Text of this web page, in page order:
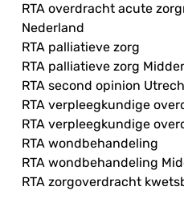
RTA overdracht acute
Nederland
RTA palliatieve zorg
RTA palliatieve zorg
RTA second opinion
RTA verpleegkundige
RTA verpleegkundige
RTA wondbehandeling
RTA wondbehandeling
RTA zorgoverdracht